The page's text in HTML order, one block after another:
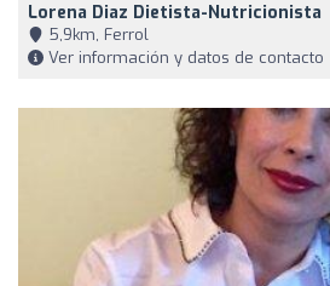
Lorena Diaz Dietista-Nutricionista
5,9km, Ferrol
Ver información y datos de contacto